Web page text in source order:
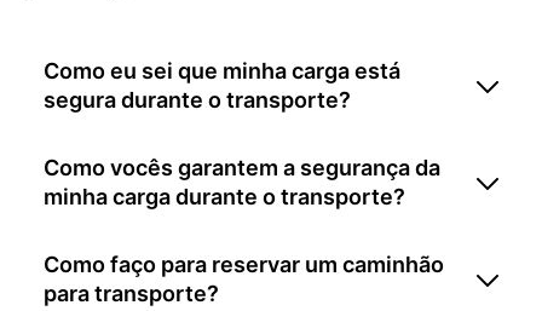
Como eu sei que minha carga está
segura durante o transporte?
Como vocês garantem a segurança da
minha carga durante o transporte?
Como faço para reservar um caminhão
para transporte?